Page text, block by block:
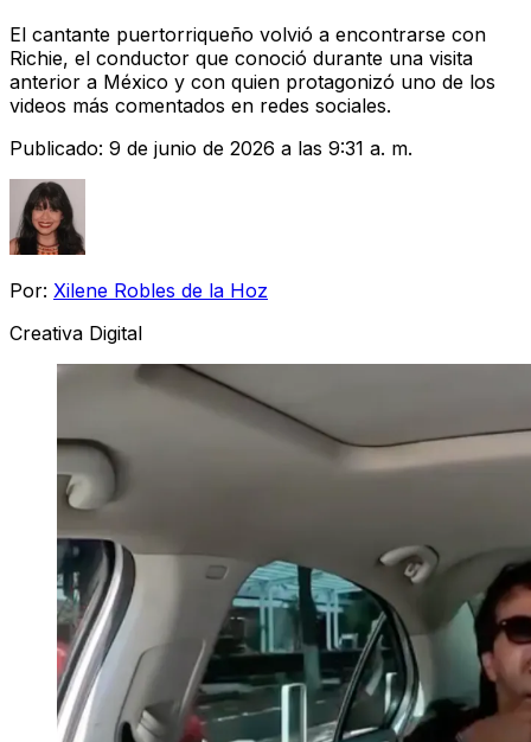
El cantante puertorriqueño volvió a encontrarse con
Richie, el conductor que conoció durante una visita
anterior a México y con quien protagonizó uno de los
videos más comentados en redes sociales.
Publicado: 9 de junio de 2026 a las 9:31 a. m.
Por: Xilene Robles de la Hoz
Creativa Digital